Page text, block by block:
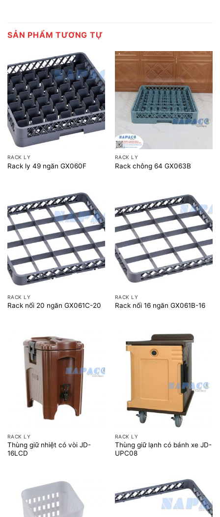
SẢN PHẨM TƯƠNG TỰ
RACK LY
Rack ly 49 ngăn GX060F
RACK LY
Rack chông 64 GX063B
RACK LY
Rack nối 20 ngăn GX061C-20
RACK LY
Rack nối 16 ngăn GX061B-16
RACK LY
Thùng giữ nhiệt có vòi JD-
16LCD
RACK LY
Thùng giữ lạnh có bánh xe JD-
UPC08